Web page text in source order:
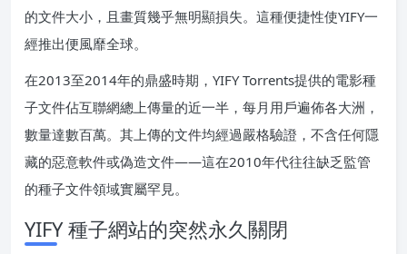
的文件大小，且畫質幾乎無明顯損失。這種便捷性使YIFY一
經推出便風靡全球。
在2013至2014年的鼎盛時期，YIFY Torrents提供的電影種
子文件佔互聯網總上傳量的近一半，每月用戶遍佈各大洲，
數量達數百萬。其上傳的文件均經過嚴格驗證，不含任何隱
藏的惡意軟件或偽造文件——這在2010年代往往缺乏監管
的種子文件領域實屬罕見。
YIFY 種子網站的突然永久關閉